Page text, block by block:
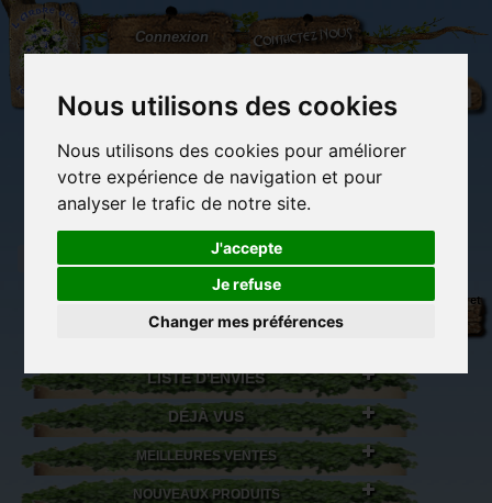
Nous utilisons des cookies
Nous utilisons des cookies pour améliorer
votre expérience de navigation et pour
analyser le trafic de notre site.
J'accepte
Je refuse
Changer mes préférences
L'Arbre
aux
100.000
Connexion Contactez-nous
(vide)
Librairie des
Carterie
originale
Activités
détente et jeux
Objets déco et
LISTE D'ENVIES
DÉJÀ VUS
MEILLEURES VENTES
NOUVEAUX PRODUITS